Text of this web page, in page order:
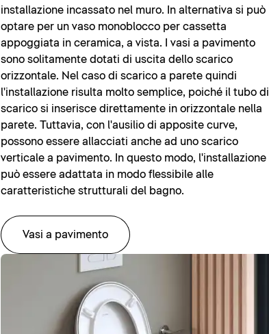
installazione incassato nel muro. In alternativa si può
optare per un vaso monoblocco per cassetta
appoggiata in ceramica, a vista. I vasi a pavimento
sono solitamente dotati di uscita dello scarico
orizzontale. Nel caso di scarico a parete quindi
l'installazione risulta molto semplice, poiché il tubo di
scarico si inserisce direttamente in orizzontale nella
parete. Tuttavia, con l'ausilio di apposite curve,
possono essere allacciati anche ad uno scarico
verticale a pavimento. In questo modo, l'installazione
può essere adattata in modo flessibile alle
caratteristiche strutturali del bagno.
Vasi a pavimento